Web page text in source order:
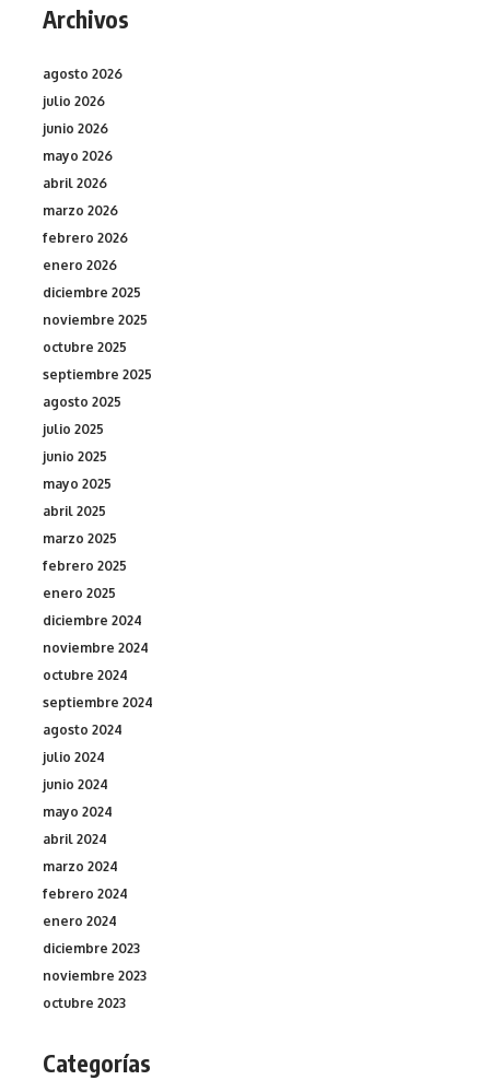
Archivos
agosto 2026
julio 2026
junio 2026
mayo 2026
abril 2026
marzo 2026
febrero 2026
enero 2026
diciembre 2025
noviembre 2025
octubre 2025
septiembre 2025
agosto 2025
julio 2025
junio 2025
mayo 2025
abril 2025
marzo 2025
febrero 2025
enero 2025
diciembre 2024
noviembre 2024
octubre 2024
septiembre 2024
agosto 2024
julio 2024
junio 2024
mayo 2024
abril 2024
marzo 2024
febrero 2024
enero 2024
diciembre 2023
noviembre 2023
octubre 2023
Categorías